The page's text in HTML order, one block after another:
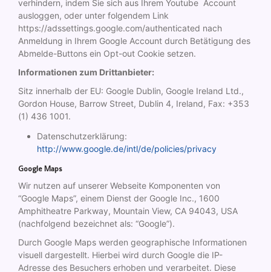
verhindern, indem Sie sich aus Ihrem Youtube Account
ausloggen, oder unter folgendem Link
https://adssettings.google.com/authenticated nach
Anmeldung in Ihrem Google Account durch Betätigung des
Abmelde-Buttons ein Opt-out Cookie setzen.
Informationen zum Drittanbieter:
Sitz innerhalb der EU: Google Dublin, Google Ireland Ltd.,
Gordon House, Barrow Street, Dublin 4, Ireland, Fax: +353
(1) 436 1001.
Datenschutzerklärung:
http://www.google.de/intl/de/policies/privacy
Google Maps
Wir nutzen auf unserer Webseite Komponenten von
“Google Maps”, einem Dienst der Google Inc., 1600
Amphitheatre Parkway, Mountain View, CA 94043, USA
(nachfolgend bezeichnet als: “Google”).
Durch Google Maps werden geographische Informationen
visuell dargestellt. Hierbei wird durch Google die IP-
Adresse des Besuchers erhoben und verarbeitet. Diese